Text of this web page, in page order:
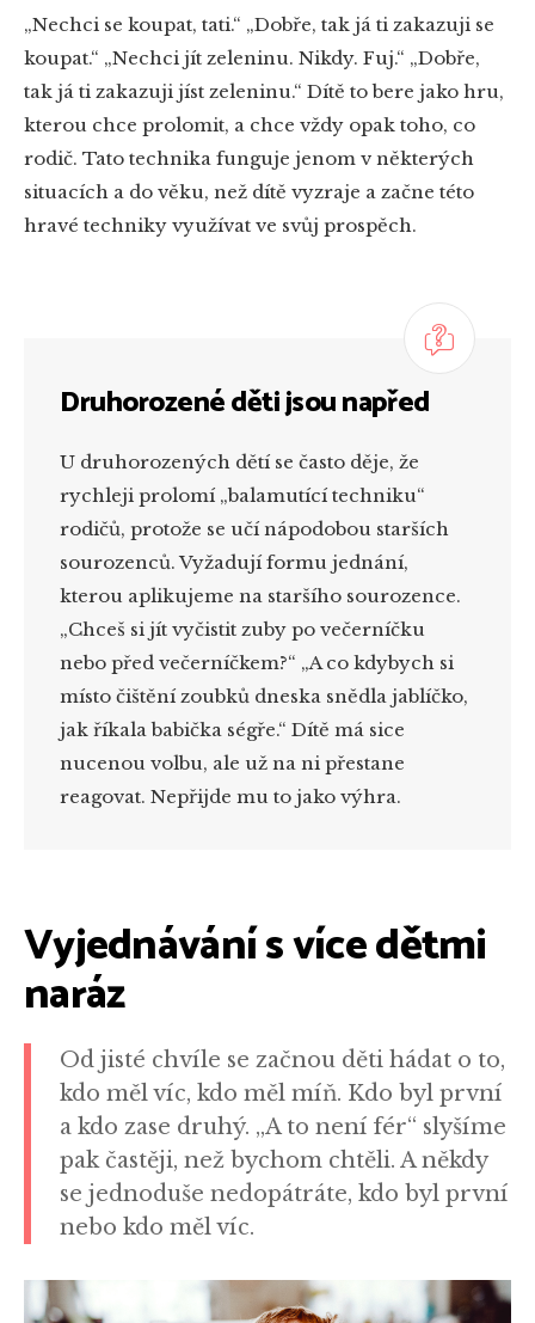
„Nechci se koupat, tati.“ „Dobře, tak já ti zakazuji se
koupat.“ „Nechci jít zeleninu. Nikdy. Fuj.“ „Dobře,
tak já ti zakazuji jíst zeleninu.“ Dítě to bere jako hru,
kterou chce prolomit, a chce vždy opak toho, co
rodič. Tato technika funguje jenom v některých
situacích a do věku, než dítě vyzraje a začne této
hravé techniky využívat ve svůj prospěch.
Druhorozené děti jsou napřed
U druhorozených dětí se často děje, že
rychleji prolomí „balamutící techniku“
rodičů, protože se učí nápodobou starších
sourozenců. Vyžadují formu jednání,
kterou aplikujeme na staršího sourozence.
„Chceš si jít vyčistit zuby po večerníčku
nebo před večerníčkem?“ „A co kdybych si
místo čištění zoubků dneska snědla jablíčko,
jak říkala babička ségře.“ Dítě má sice
nucenou volbu, ale už na ni přestane
reagovat. Nepřijde mu to jako výhra.
Vyjednávání s více dětmi
naráz
Od jisté chvíle se začnou děti hádat o to,
kdo měl víc, kdo měl míň. Kdo byl první
a kdo zase druhý. „A to není fér“ slyšíme
pak častěji, než bychom chtěli. A někdy
se jednoduše nedopátráte, kdo byl první
nebo kdo měl víc.